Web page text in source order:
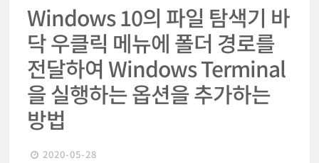
Windows 10의 파일 탐색기 바
닥 우클릭 메뉴에 폴더 경로를
전달하여 Windows Terminal
을 실행하는 옵션을 추가하는
방법
2020-05-28